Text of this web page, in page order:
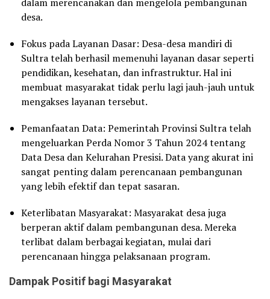
desa.
Fokus pada Layanan Dasar: Desa-desa mandiri di
Sultra telah berhasil memenuhi layanan dasar seperti
pendidikan, kesehatan, dan infrastruktur. Hal ini
membuat masyarakat tidak perlu lagi jauh-jauh untuk
mengakses layanan tersebut.
Pemanfaatan Data: Pemerintah Provinsi Sultra telah
mengeluarkan Perda Nomor 3 Tahun 2024 tentang
Data Desa dan Kelurahan Presisi. Data yang akurat ini
sangat penting dalam perencanaan pembangunan
yang lebih efektif dan tepat sasaran.
Keterlibatan Masyarakat: Masyarakat desa juga
berperan aktif dalam pembangunan desa. Mereka
terlibat dalam berbagai kegiatan, mulai dari
perencanaan hingga pelaksanaan program.
Dampak Positif bagi Masyarakat